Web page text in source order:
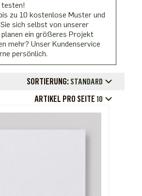
zu 10 kostenlose Muster und
sich selbst von unserer
planen ein größeres Projekt
mehr? Unser Kundenservice
persönlich.
SORTIERUNG: STANDARD
ARTIKEL PRO SEITE 10